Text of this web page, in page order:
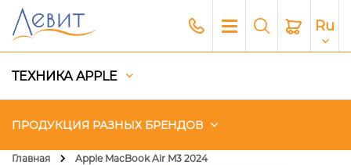
Ru
ТЕХНИКА APPLE
ПРОДУКЦИЯ РАЗНЫХ БРЕНДОВ
Главная
Apple MacBook Air M3 2024